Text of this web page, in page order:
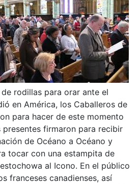
rodillas para orar ante el
en América, los Caballeros de
para hacer de este momento
presentes firmaron para recibir
de Océano a Océano y
tocar con una estampita de
al Icono. En el público
franceses canadienses, así